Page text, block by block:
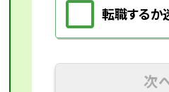
転職するか
次